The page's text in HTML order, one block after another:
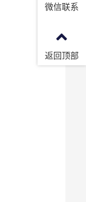
微信联系
返回顶部